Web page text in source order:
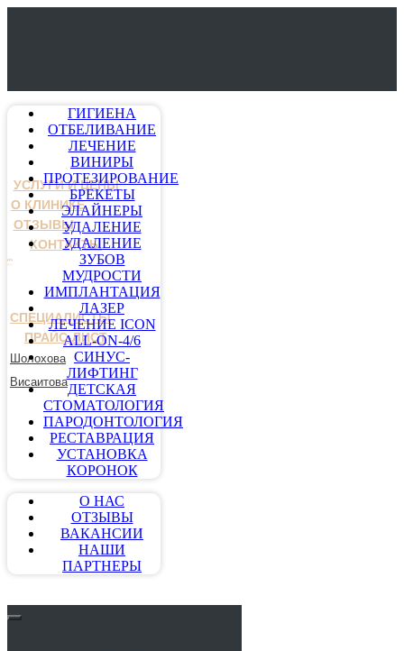
УСЛУГИ И ЦЕНЫ
О КЛИНИКЕ
ОТЗЫВЫ
КОНТАКТЫ
СПЕЦИАЛИСТЫ
ПРАЙС-ЛИСТ
Шолохова
Висаитова
ГИГИЕНА
ОТБЕЛИВАНИЕ
ЛЕЧЕНИЕ
ВИНИРЫ
ПРОТЕЗИРОВАНИЕ
БРЕКЕТЫ
ЭЛАЙНЕРЫ
УДАЛЕНИЕ
УДАЛЕНИЕ
ЗУБОВ
МУДРОСТИ
ИМПЛАНТАЦИЯ
ЛАЗЕР
ЛЕЧЕНИЕ ICON
ALL-ON-4/6
СИНУС-
ЛИФТИНГ
ДЕТСКАЯ
СТОМАТОЛОГИЯ
ПАРОДОНТОЛОГИЯ
РЕСТАВРАЦИЯ
УСТАНОВКА
КОРОНОК
О НАС
ОТЗЫВЫ
ВАКАНСИИ
НАШИ
ПАРТНЕРЫ